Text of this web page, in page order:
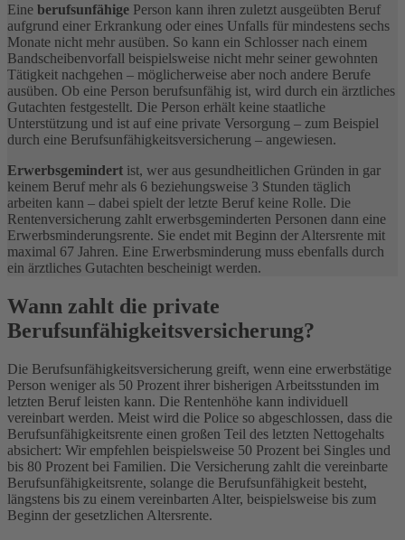
Eine berufsunfähige Person kann ihren zuletzt ausgeübten Beruf
aufgrund einer Erkrankung oder eines Unfalls für mindestens sechs
Monate nicht mehr ausüben. So kann ein Schlosser nach einem
Bandscheibenvorfall beispielsweise nicht mehr seiner gewohnten
Tätigkeit nachgehen – möglicherweise aber noch andere Berufe
ausüben. Ob eine Person berufsunfähig ist, wird durch ein ärztliches
Gutachten festgestellt. Die Person erhält keine staatliche
Unterstützung und ist auf eine private Versorgung – zum Beispiel
durch eine Berufsunfähigkeitsversicherung – angewiesen.
Erwerbsgemindert ist, wer aus gesundheitlichen Gründen in gar
keinem Beruf mehr als 6 beziehungsweise 3 Stunden täglich
arbeiten kann – dabei spielt der letzte Beruf keine Rolle. Die
Rentenversicherung zahlt erwerbsgeminderten Personen dann eine
Erwerbsminderungsrente. Sie endet mit Beginn der Altersrente mit
maximal 67 Jahren. Eine Erwerbsminderung muss ebenfalls durch
ein ärztliches Gutachten bescheinigt werden.
Wann zahlt die private
Berufsunfähigkeitsversicherung?
Die Berufsunfähigkeitsversicherung greift, wenn eine erwerbstätige
Person weniger als 50 Prozent ihrer bisherigen Arbeitsstunden im
letzten Beruf leisten kann. Die Rentenhöhe kann individuell
vereinbart werden. Meist wird die Police so abgeschlossen, dass die
Berufsunfähigkeitsrente einen großen Teil des letzten Nettogehalts
absichert: Wir empfehlen beispielsweise 50 Prozent bei Singles und
bis 80 Prozent bei Familien. Die Versicherung zahlt die vereinbarte
Berufsunfähigkeitsrente, solange die Berufsunfähigkeit besteht,
längstens bis zu einem vereinbarten Alter, beispielsweise bis zum
Beginn der gesetzlichen Altersrente.